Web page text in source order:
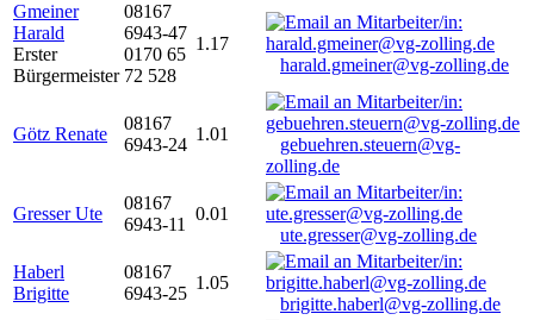
Gmeiner
Harald
Erster
Bürgermeister
08167
6943-47
0170 65
72 528
1.17
harald.gmeiner@vg-zolling.de
Götz Renate
08167
6943-24
1.01
gebuehren.steuern@vg-
zolling.de
Gresser Ute
08167
6943-11
0.01
ute.gresser@vg-zolling.de
Haberl
Brigitte
08167
6943-25
1.05
brigitte.haberl@vg-zolling.de